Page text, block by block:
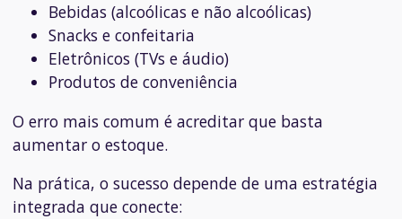
Bebidas (alcoólicas e não alcoólicas)
Snacks e confeitaria
Eletrônicos (TVs e áudio)
Produtos de conveniência
O erro mais comum é acreditar que basta
aumentar o estoque.
Na prática, o sucesso depende de uma estratégia
integrada que conecte: